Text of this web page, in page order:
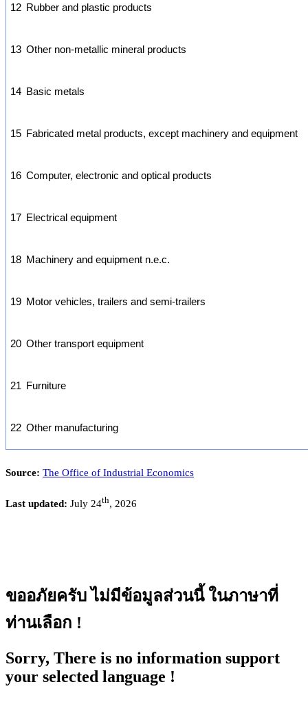
12 Rubber and plastic products
13 Other non-metallic mineral products
14 Basic metals
15 Fabricated metal products, except machinery and equipment
16 Computer, electronic and optical products
17 Electrical equipment
18 Machinery and equipment n.e.c.
19 Motor vehicles, trailers and semi-trailers
20 Other transport equipment
21 Furniture
22 Other manufacturing
Source: The Office of Industrial Economics
Last updated: July 24th, 2026
ขออภัยครับ ไม่มีข้อมูลส่วนนี้ ในภาษาที่
ท่านเลือก !
Sorry, There is no information support
your selected language !